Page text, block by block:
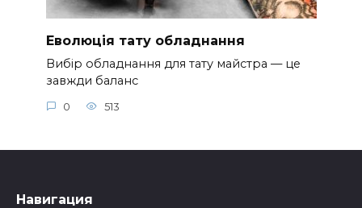
Еволюція тату обладнання
Вибір обладнання для тату майстра — це
завжди баланс
0 513
Навигация